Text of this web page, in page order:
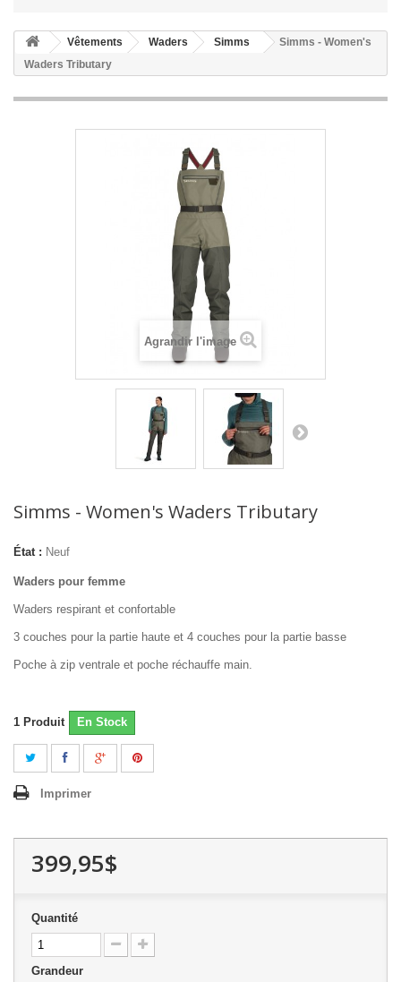
Vêtements Waders Simms
Simms - Women's
Waders Tributary
Agrandir l'image
Simms - Women's Waders Tributary
État : Neuf
Waders pour femme
Waders respirant et confortable
3 couches pour la partie haute et 4 couches pour la partie basse
Poche à zip ventrale et poche réchauffe main.
1 Produit En Stock
Imprimer
399,95$
Quantité
Grandeur